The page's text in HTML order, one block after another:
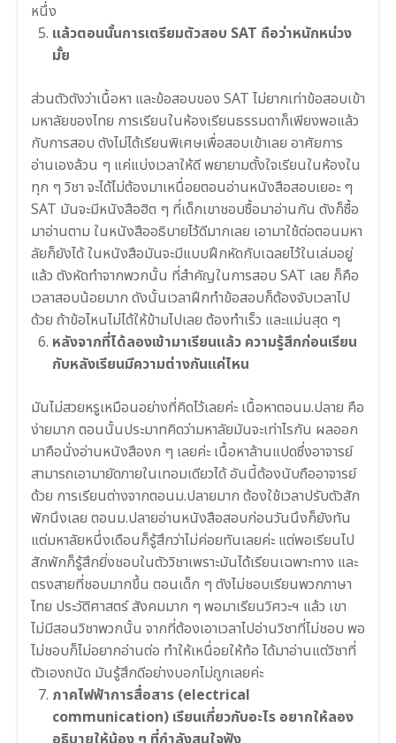
หนึ่ง
แล้วตอนนั้นการเตรียมตัวสอบ SAT ถือว่าหนักหน่วง
มั้ย
ส่วนตัวตังว่าเนื้อหา และข้อสอบของ SAT ไม่ยากเท่าข้อสอบเข้า
มหาลัยของไทย การเรียนในห้องเรียนธรรมดาก็เพียงพอแล้ว
กับการสอบ ตังไม่ได้เรียนพิเศษเพื่อสอบเข้าเลย อาศัยการ
อ่านเองล้วน ๆ แค่แบ่งเวลาให้ดี พยายามตั้งใจเรียนในห้องใน
ทุก ๆ วิชา จะได้ไม่ต้องมาเหนื่อยตอนอ่านหนังสือสอบเยอะ ๆ
SAT มันจะมีหนังสือฮิต ๆ ที่เด็กเขาชอบซื้อมาอ่านกัน ตังก็ซื้อ
มาอ่านตาม ในหนังสืออธิบายไว้ดีมากเลย เอามาใช้ต่อตอนมหา
ลัยก็ยังได้ ในหนังสือมันจะมีแบบฝึกหัดกับเฉลยไว้ในเล่มอยู่
แล้ว ตังหัดทำจากพวกนั้น ที่สำคัญในการสอบ SAT เลย ก็คือ
เวลาสอบน้อยมาก ดังนั้นเวลาฝึกทำข้อสอบก็ต้องจับเวลาไป
ด้วย ถ้าข้อไหนไม่ได้ให้ข้ามไปเลย ต้องทำเร็ว และแม่นสุด ๆ
หลังจากที่ได้ลองเข้ามาเรียนแล้ว ความรู้สึกก่อนเรียน
กับหลังเรียนมีความต่างกันแค่ไหน
มันไม่สวยหรูเหมือนอย่างที่คิดไว้เลยค่ะ เนื้อหาตอนม.ปลาย คือ
ง่ายมาก ตอนนั้นประมาทคิดว่ามหาลัยมันจะเท่าไรกัน ผลออก
มาคือนั่งอ่านหนังสืองก ๆ เลยค่ะ เนื้อหาล้านแปดซึ่งอาจารย์
สามารถเอามายัดภายในเทอมเดียวได้ อันนี้ต้องนับถืออาจารย์
ด้วย การเรียนต่างจากตอนม.ปลายมาก ต้องใช้เวลาปรับตัวสัก
พักนึงเลย ตอนม.ปลายอ่านหนังสือสอบก่อนวันนึงก็ยังทัน
แต่มหาลัยหนึ่งเดือนก็รู้สึกว่าไม่ค่อยทันเลยค่ะ แต่พอเรียนไป
สักพักก็รู้สึกยิ่งชอบในตัววิชาเพราะมันได้เรียนเฉพาะทาง และ
ตรงสายที่ชอบมากขึ้น ตอนเด็ก ๆ ตังไม่ชอบเรียนพวกภาษา
ไทย ประวัติศาสตร์ สังคมมาก ๆ พอมาเรียนวิศวะฯ แล้ว เขา
ไม่มีสอนวิชาพวกนั้น จากที่ต้องเอาเวลาไปอ่านวิชาที่ไม่ชอบ พอ
ไม่ชอบก็ไม่อยากอ่านต่อ ทำให้เหนื่อยให้ท้อ ได้มาอ่านแต่วิชาที่
ตัวเองถนัด มันรู้สึกดีอย่างบอกไม่ถูกเลยค่ะ
ภาคไฟฟ้าการสื่อสาร (electrical
communication) เรียนเกี่ยวกับอะไร อยากให้ลอง